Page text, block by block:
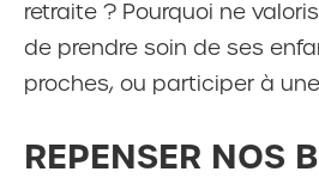
retraite ? Pourquoi ne
de prendre soin de ses
proches, ou participer à
REPENSER NOS